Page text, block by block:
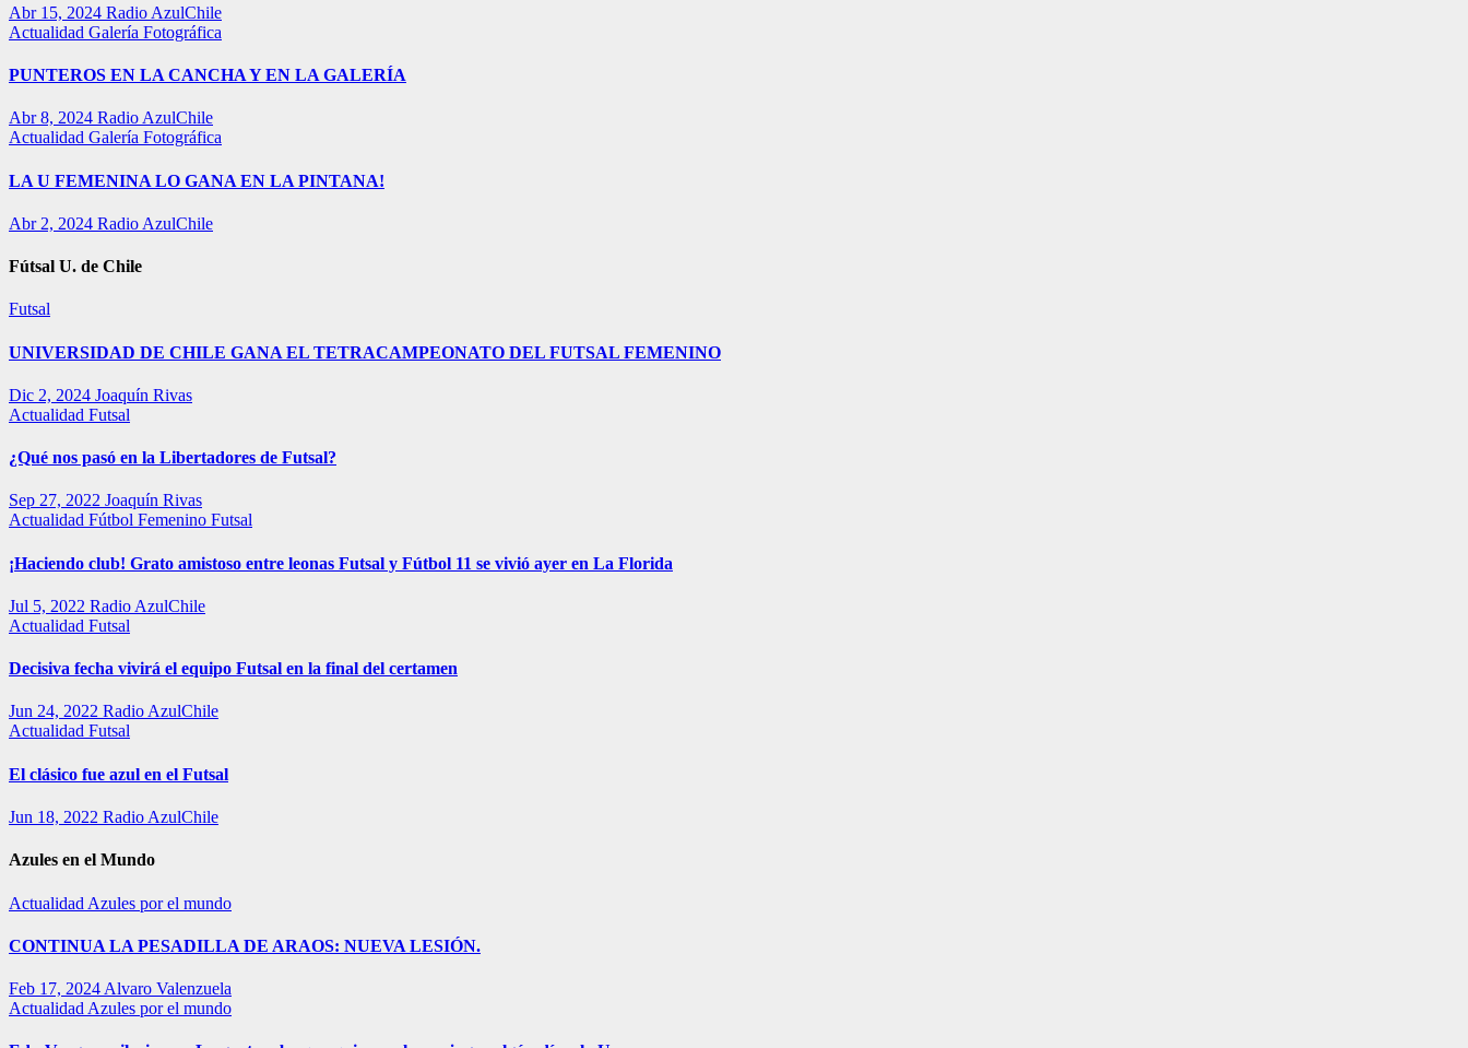
Abr 15, 2024 Radio AzulChile
Actualidad Galería Fotográfica
PUNTEROS EN LA CANCHA Y EN LA GALERÍA
Abr 8, 2024 Radio AzulChile
Actualidad Galería Fotográfica
LA U FEMENINA LO GANA EN LA PINTANA!
Abr 2, 2024 Radio AzulChile
Fútsal U. de Chile
Futsal
UNIVERSIDAD DE CHILE GANA EL TETRACAMPEONATO DEL FUTSAL FEMENINO
Dic 2, 2024 Joaquín Rivas
Actualidad Futsal
¿Qué nos pasó en la Libertadores de Futsal?
Sep 27, 2022 Joaquín Rivas
Actualidad Fútbol Femenino Futsal
¡Haciendo club! Grato amistoso entre leonas Futsal y Fútbol 11 se vivió ayer en La Florida
Jul 5, 2022 Radio AzulChile
Actualidad Futsal
Decisiva fecha vivirá el equipo Futsal en la final del certamen
Jun 24, 2022 Radio AzulChile
Actualidad Futsal
El clásico fue azul en el Futsal
Jun 18, 2022 Radio AzulChile
Azules en el Mundo
Actualidad Azules por el mundo
CONTINUA LA PESADILLA DE ARAOS: NUEVA LESIÓN.
Feb 17, 2024 Alvaro Valenzuela
Actualidad Azules por el mundo